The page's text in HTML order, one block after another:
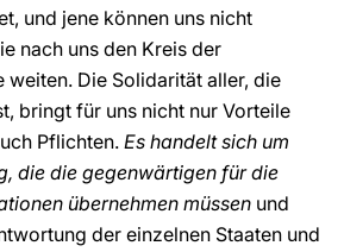
und jene können uns nicht
nach uns den Kreis der
weiten. Die Solidarität aller, die
bringt für uns nicht nur Vorteile
Pflichten.Es handelt sich um
die die gegenwärtigen für die
übernehmen müssen und
der einzelnen Staaten und